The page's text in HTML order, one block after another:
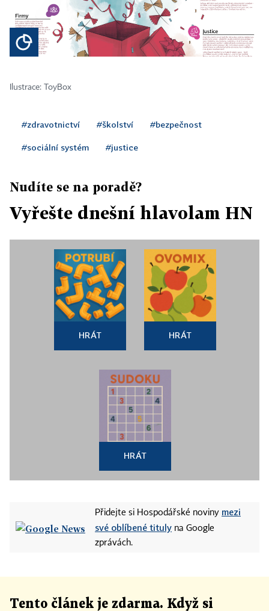
Ilustrace: ToyBox
#zdravotnictví #školství #bezpečnost
#sociální systém #justice
Nudíte se na poradě?
Vyřešte dnešní hlavolam HN
HRÁT HRÁT
HRÁT
Přidejte si Hospodářské noviny mezi
své oblíbené tituly na Google
zprávách.
Tento článek je zdarma. Když si